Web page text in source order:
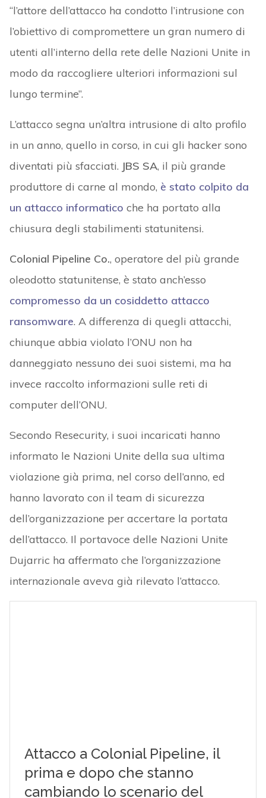
“l’attore dell’attacco ha condotto l’intrusione con
l’obiettivo di compromettere un gran numero di
utenti all’interno della rete delle Nazioni Unite in
modo da raccogliere ulteriori informazioni sul
lungo termine”.
L’attacco segna un’altra intrusione di alto profilo
in un anno, quello in corso, in cui gli hacker sono
diventati più sfacciati. JBS SA, il più grande
produttore di carne al mondo, è stato colpito da
un attacco informatico che ha portato alla
chiusura degli stabilimenti statunitensi.
Colonial Pipeline Co., operatore del più grande
oleodotto statunitense, è stato anch’esso
compromesso da un cosiddetto attacco
ransomware. A differenza di quegli attacchi,
chiunque abbia violato l’ONU non ha
danneggiato nessuno dei suoi sistemi, ma ha
invece raccolto informazioni sulle reti di
computer dell’ONU.
Secondo Resecurity, i suoi incaricati hanno
informato le Nazioni Unite della sua ultima
violazione già prima, nel corso dell’anno, ed
hanno lavorato con il team di sicurezza
dell’organizzazione per accertare la portata
dell’attacco. Il portavoce delle Nazioni Unite
Dujarric ha affermato che l’organizzazione
internazionale aveva già rilevato l’attacco.